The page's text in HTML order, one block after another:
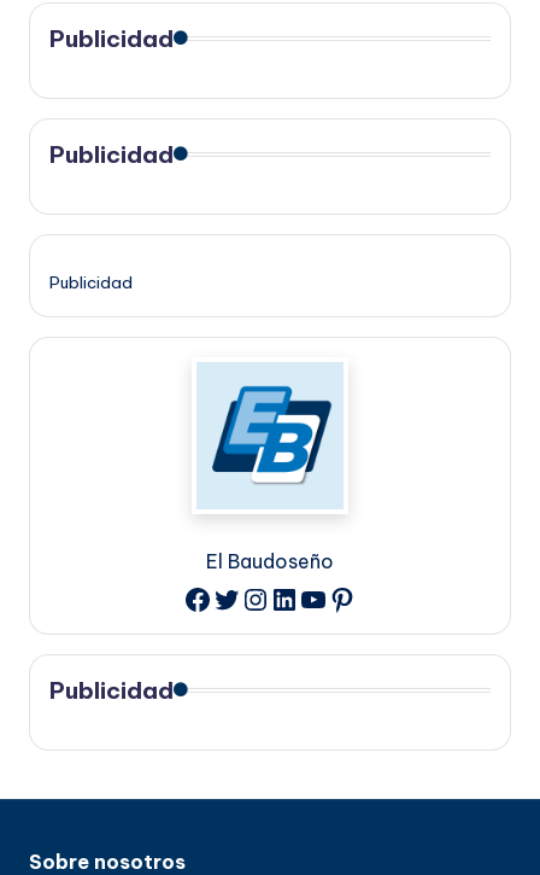
Publicidad
Publicidad
Publicidad
El Baudoseño
Facebook
Twitter
Instagram
LinkedIn
YouTube
Pinterest
Publicidad
Sobre nosotros